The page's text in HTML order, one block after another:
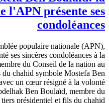
l'APN présente ses
condoléances
populaire nationale (APN),
ses sincères condoléances à la
du Conseil de la nation au
chahid symbole Mostefa Ben
un cœur résigné à la volonté
Ben Boulaïd, membre du
présidentiel et fils du chahid